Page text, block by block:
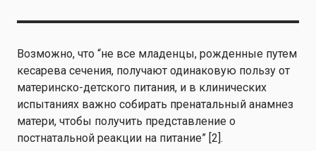
Возможно, что “не все младенцы, рожденные путем
кесарева сечения, получают одинаковую пользу от
материнско-детского питания, и в клинических
испытаниях важно собирать пренатальный анамнез
матери, чтобы получить представление о
постнатальной реакции на питание” [2].